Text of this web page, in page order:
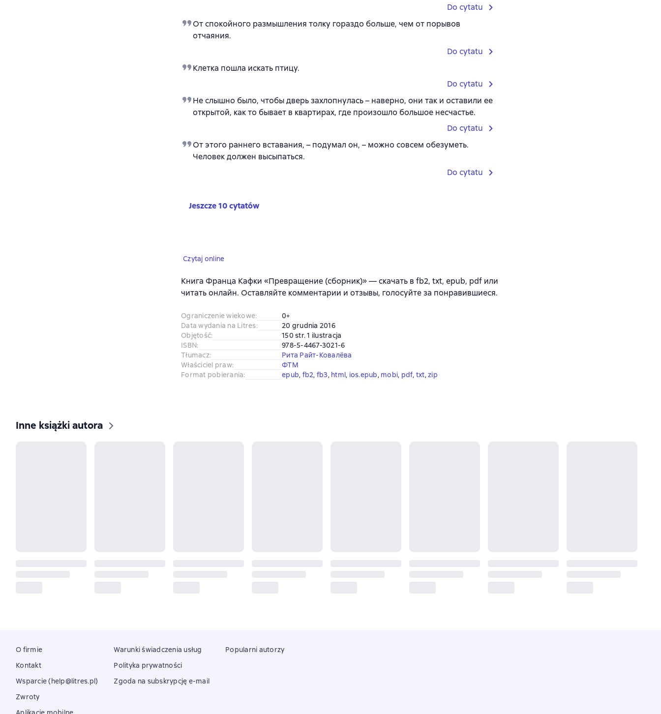
Do cytatu
От спокойного размышления толку гораздо больше, чем от порывов
отчаяния.
Do cytatu
Клетка пошла искать птицу.
Do cytatu
Не слышно было, чтобы дверь захлопнулась – наверно, они так и оставили ее
открытой, как то бывает в квартирах, где произошло большое несчастье.
Do cytatu
От этого раннего вставания, – подумал он, – можно совсем обезуметь.
Человек должен высыпаться.
Do cytatu
Jeszcze 10 cytatów
Czytaj online
Книга Франца Кафки «Превращение (сборник)» — скачать в fb2, txt, epub, pdf или
читать онлайн. Оставляйте комментарии и отзывы, голосуйте за понравившиеся.
Ograniczenie wiekowe:
0+
Data wydania na Litres:
20 grudnia 2016
Objętość:
150 str. 1 ilustracja
ISBN:
978-5-4467-3021-6
Tłumacz:
Рита Райт-Ковалёва
Właściciel praw:
ФТМ
Format pobierania: epub, fb2, fb3, html, ios.epub, mobi, pdf, txt, zip
Inne książki autora
O firmie
Kontakt
Wsparcie (help@litres.pl)
Zwroty
Warunki świadczenia usług
Polityka prywatności
Zgoda na subskrypcję e-mail
Popularni autorzy